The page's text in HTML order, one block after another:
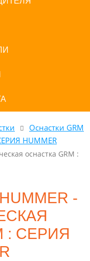
Оснастки GRM
HUMMER
оснастка GRM :
-
: СЕРИЯ